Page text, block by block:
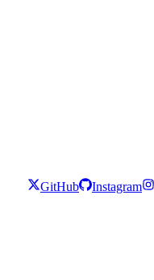
GitHub Instagram